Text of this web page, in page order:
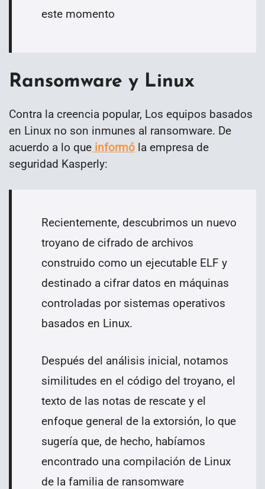
este momento
Ransomware y Linux
Contra la creencia popular, Los equipos basados
en Linux no son inmunes al ransomware. De
acuerdo a lo que informó la empresa de
seguridad Kasperly:
Recientemente, descubrimos un nuevo
troyano de cifrado de archivos
construido como un ejecutable ELF y
destinado a cifrar datos en máquinas
controladas por sistemas operativos
basados ​​en Linux.
Después del análisis inicial, notamos
similitudes en el código del troyano, el
texto de las notas de rescate y el
enfoque general de la extorsión, lo que
sugería que, de hecho, habíamos
encontrado una compilación de Linux
de la familia de ransomware